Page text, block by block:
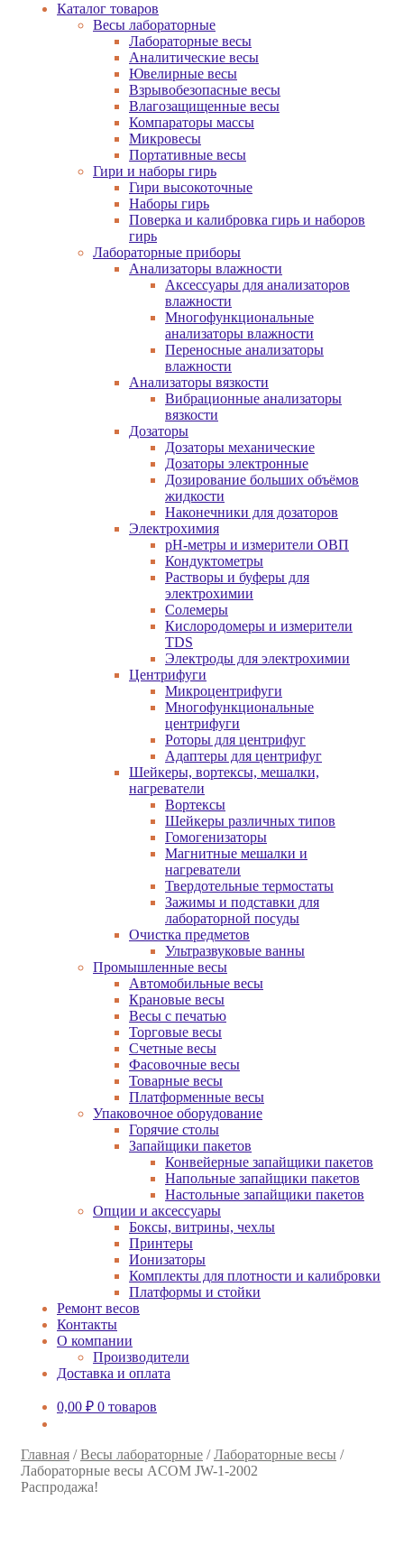
Каталог товаров
Весы лабораторные
Лабораторные весы
Аналитические весы
Ювелирные весы
Взрывобезопасные весы
Влагозащищенные весы
Компараторы массы
Микровесы
Портативные весы
Гири и наборы гирь
Гири высокоточные
Наборы гирь
Поверка и калибровка гирь и наборов
гирь
Лабораторные приборы
Анализаторы влажности
Аксессуары для анализаторов
влажности
Многофункциональные
анализаторы влажности
Переносные анализаторы
влажности
Анализаторы вязкости
Вибрационные анализаторы
вязкости
Дозаторы
Дозаторы механические
Дозаторы электронные
Дозирование больших объёмов
жидкости
Наконечники для дозаторов
Электрохимия
pH-метры и измерители ОВП
Кондуктометры
Растворы и буферы для
электрохимии
Солемеры
Кислородомеры и измерители
TDS
Электроды для электрохимии
Центрифуги
Микроцентрифуги
Многофункциональные
центрифуги
Роторы для центрифуг
Адаптеры для центрифуг
Шейкеры, вортексы, мешалки,
нагреватели
Вортексы
Шейкеры различных типов
Гомогенизаторы
Магнитные мешалки и
нагреватели
Твердотельные термостаты
Зажимы и подставки для
лабораторной посуды
Очистка предметов
Ультразвуковые ванны
Промышленные весы
Автомобильные весы
Крановые весы
Весы с печатью
Торговые весы
Счетные весы
Фасовочные весы
Товарные весы
Платформенные весы
Упаковочное оборудование
Горячие столы
Запайщики пакетов
Конвейерные запайщики пакетов
Напольные запайщики пакетов
Настольные запайщики пакетов
Опции и аксессуары
Боксы, витрины, чехлы
Принтеры
Ионизаторы
Комплекты для плотности и калибровки
Платформы и стойки
Ремонт весов
Контакты
О компании
Производители
Доставка и оплата
0,00 ₽ 0 товаров
Главная /Весы лабораторные /Лабораторные весы /
Лабораторные весы ACOM JW-1-2002
Распродажа!